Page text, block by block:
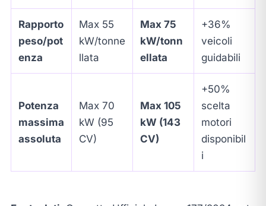
Rapporto
peso/pot
enza
Max 55
kW/tonne
llata
Max 75
kW/tonn
ellata
+36%
veicoli
guidabili
Potenza
massima
assoluta
Max 70
kW (95
CV)
Max 105
kW (143
CV)
+50%
scelta
motori
disponibil
i